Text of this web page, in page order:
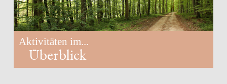
Aktivitäten im...
Überblick